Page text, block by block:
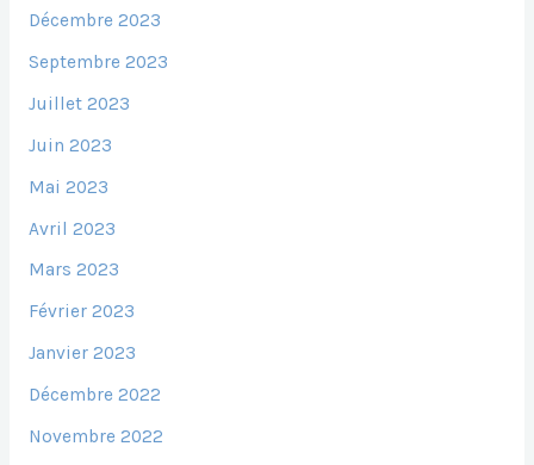
Décembre 2023
Septembre 2023
Juillet 2023
Juin 2023
Mai 2023
Avril 2023
Mars 2023
Février 2023
Janvier 2023
Décembre 2022
Novembre 2022